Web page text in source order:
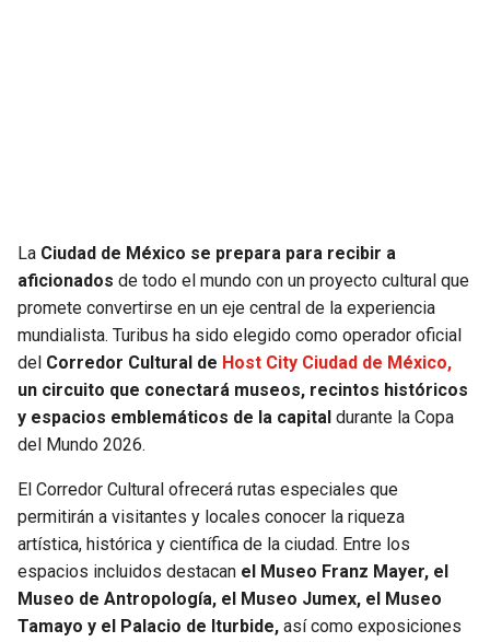
FALCONS
PANTHERS
SAINTS
BUCCANEERS
TRAIL BLAZERS
JAZZ
La Ciudad de México se prepara para recibir a
aficionados de todo el mundo con un proyecto cultural que
promete convertirse en un eje central de la experiencia
mundialista. Turibus ha sido elegido como operador oficial
del Corredor Cultural de Host City Ciudad de México,
un circuito que conectará museos, recintos históricos
y espacios emblemáticos de la capital durante la Copa
del Mundo 2026.
El Corredor Cultural ofrecerá rutas especiales que
permitirán a visitantes y locales conocer la riqueza
artística, histórica y científica de la ciudad. Entre los
espacios incluidos destacan el Museo Franz Mayer, el
Museo de Antropología, el Museo Jumex, el Museo
Tamayo y el Palacio de Iturbide, así como exposiciones